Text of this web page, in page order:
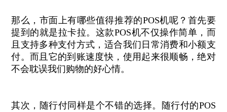
那么，市面上有哪些值得推荐的POS机呢？首先要
提到的就是拉卡拉。这款POS机不仅操作简单，而
且支持多种支付方式，适合我们日常消费和小额支
付。而且它的到账速度快，使用起来很顺畅，绝对
不会耽误我们购物的好心情。
其次，随行付同样是个不错的选择。随行付的POS